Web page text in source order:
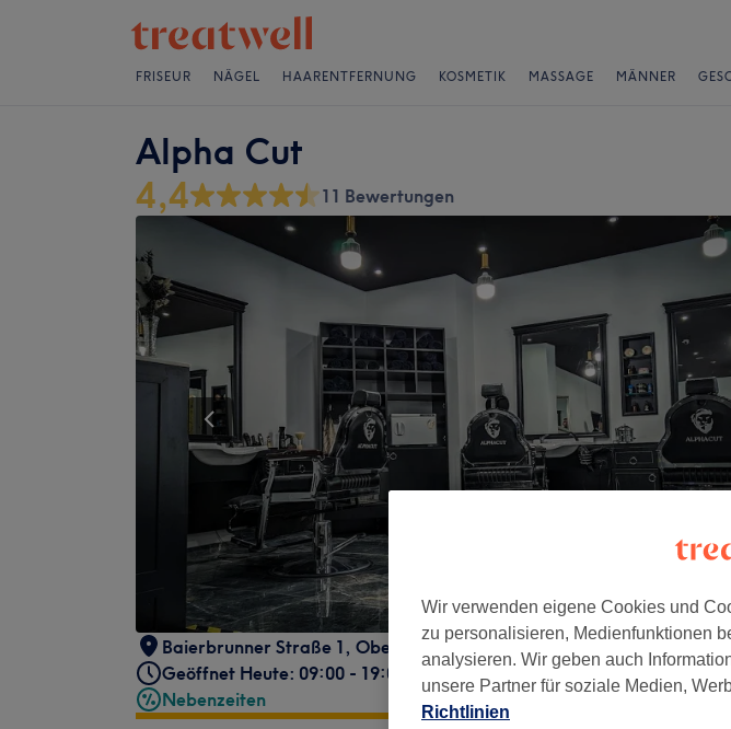
FRISEUR NÄGEL HAARENTFERNUNG KOSMETIK MASSAGE MÄNNER
Alpha Cut
4,4 11 Bewertungen
Baierbrunner Straße 1 , Obersendling, München, 81379
Geöffnet Heute: 09:00 - 19:00
Nebenzeiten
Wir verwenden eigene Cookies und
zu personalisieren, Medienfunktionen
analysieren. Wir geben auch
unsere Partner für soziale Medien,
Richtlinien